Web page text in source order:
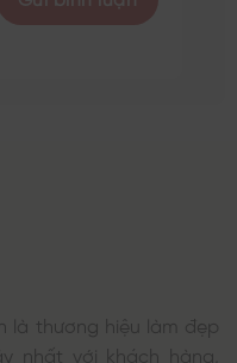
là thương hiệu làm đẹp
nhất với khách hàng,